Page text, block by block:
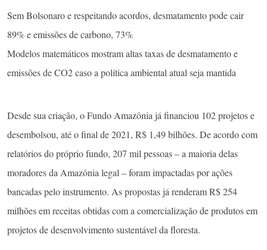
Sem Bolsonaro e respeitando acordos, desmatamento pode cair
89% e emissões de carbono, 73%
Modelos matemáticos mostram altas taxas de desmatamento e
emissões de CO2 caso a política ambiental atual seja mantida
Desde sua criação, o Fundo Amazônia já financiou 102 projetos e
desembolsou, até o final de 2021, R$ 1,49 bilhões. De acordo com
relatórios do próprio fundo, 207 mil pessoas – a maioria delas
moradores da Amazônia legal – foram impactadas por ações
bancadas pelo instrumento. As propostas já renderam R$ 254
milhões em receitas obtidas com a comercialização de produtos em
projetos de desenvolvimento sustentável da floresta.